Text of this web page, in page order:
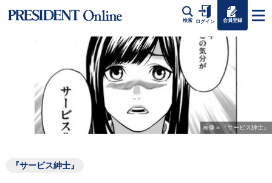
検索 ログイン 会員登録
画像＝『サービス紳士』
『サービス紳士』